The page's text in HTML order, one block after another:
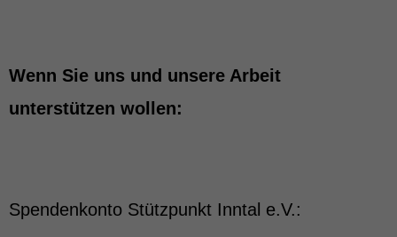
Wenn Sie uns und unsere Arbeit
unterstützen wollen:
Spendenkonto Stützpunkt Inntal e.V.:
Wir verwenden Cookies und andere Technologien auf unserer
Website. Einige von ihnen sind essenziell, während andere uns
helfen, diese Website und Ihre Erfahrung zu verbessern.
Personenbezogene Daten können verarbeitet werden (z. B. IP-
Hier finden Sie eine Übersicht über alle verwendeten Cookies. Sie
können Ihre Einwilligung zu ganzen Kategorien geben oder sich